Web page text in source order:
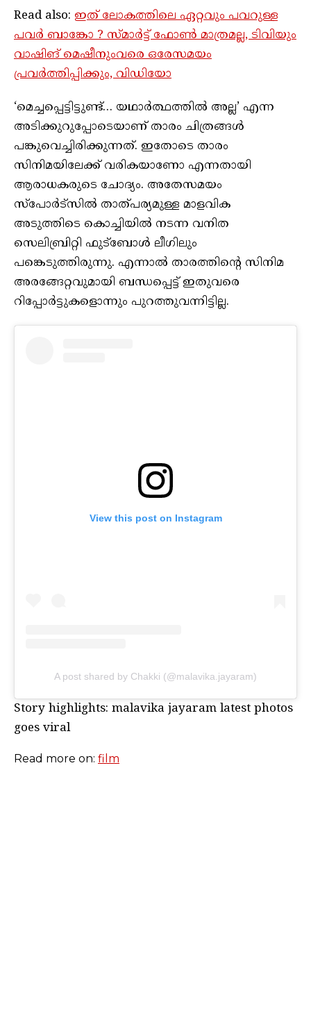
Read also: ഇത് ലോകത്തിലെ ഏറ്റവും പവറുള്ള
പവർ ബാങ്കോ ? സ്മാർട്ട് ഫോൺ മാത്രമല്ല, ടിവിയും
വാഷിങ് മെഷീനുംവരെ ഒരേസമയം
പ്രവർത്തിപ്പിക്കും, വിഡിയോ
‘മെച്ചപ്പെട്ടിട്ടുണ്ട്… യഥാർത്ഥത്തിൽ അല്ല’ എന്ന
അടിക്കുറുപ്പോടെയാണ് താരം ചിത്രങ്ങൾ
പങ്കുവെച്ചിരിക്കുന്നത്. ഇതോടെ താരം
സിനിമയിലേക്ക് വരികയാണോ എന്നതായി
ആരാധകരുടെ ചോദ്യം. അതേസമയം
സ്പോർട്സിൽ താത്പര്യമുള്ള മാളവിക
അടുത്തിടെ കൊച്ചിയിൽ നടന്ന വനിത
സെലിബ്രിറ്റി ഫുട്ബോൾ ലീഗിലും
പങ്കെടുത്തിരുന്നു. എന്നാൽ താരത്തിന്റെ സിനിമ
അരങ്ങേറ്റവുമായി ബന്ധപ്പെട്ട് ഇതുവരെ
റിപ്പോർട്ടുകളൊന്നും പുറത്തുവന്നിട്ടില്ല.
View this post on Instagram
A post shared by Chakki (@malavika.jayaram)
Story highlights: malavika jayaram latest photos
goes viral
Read more on: film